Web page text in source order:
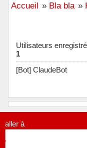
Accueil » Bla bla »
Utilisateurs
1
[Bot] ClaudeBot
aller à